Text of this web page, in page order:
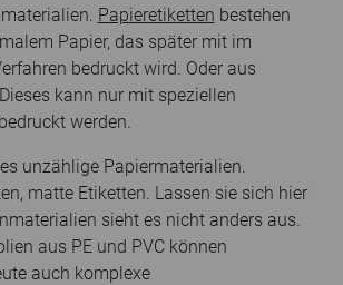
Papieretiketten bestehen
Papier, das später mit im
bedruckt wird. Oder aus
kann nur mit speziellen
werden.
unzählige Papiermaterialien.
matte Etiketten. Lassen sie sich hier
sieht es nicht anders aus.
aus PE und PVC können
auch komplexe